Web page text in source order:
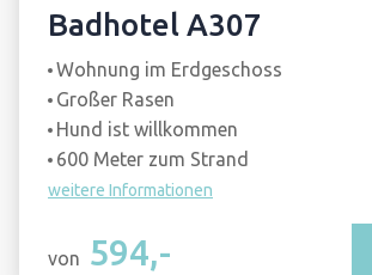
Badhotel A307
Wohnung im Erdgeschoss
Großer Rasen
Hund ist willkommen
600 Meter zum Strand
weitere Informationen
von 594,-